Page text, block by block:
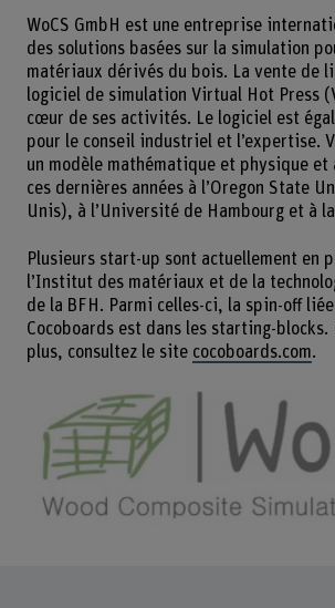
WoCS GmbH est une entreprise
des solutions basées sur la simulation
matériaux dérivés du bois. La vente de
logiciel de simulation Virtual Hot Press
cœur de ses activités. Le logiciel est
pour le conseil industriel et l’expertise.
un modèle mathématique et physique et
ces dernières années à l’Oregon State
Unis), à l’Université de Hambourg et à
Plusieurs start-up sont actuellement en
l’Institut des matériaux et de la
de la BFH. Parmi celles-ci, la spin-off
Cocoboards est dans les starting-blocks.
plus, consultez le site cocoboards.com.